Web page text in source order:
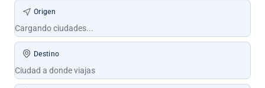
Origen
Destino